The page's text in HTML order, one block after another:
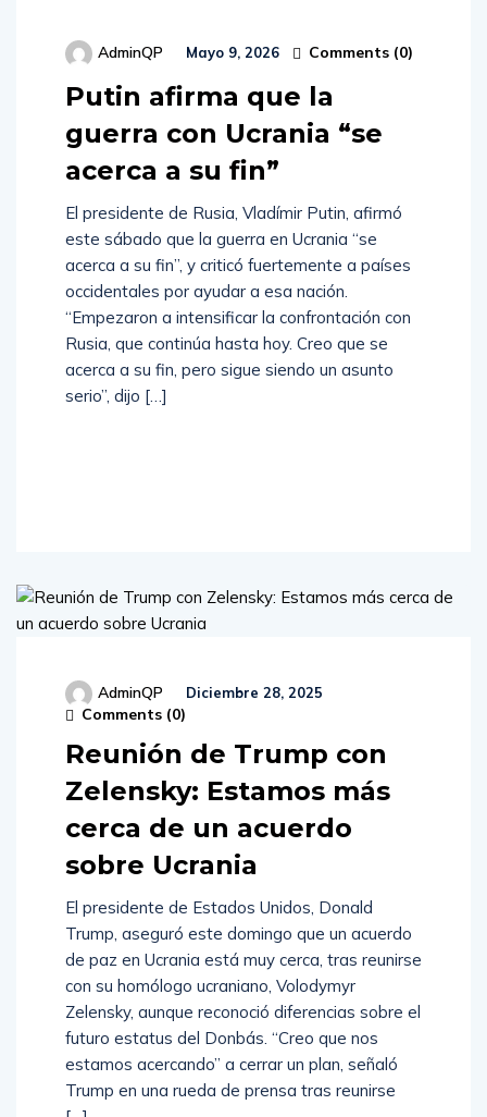
AdminQP Mayo 9, 2026 Comments (0)
Putin afirma que la
guerra con Ucrania “se
acerca a su fin”
El presidente de Rusia, Vladímir Putin, afirmó
este sábado que la guerra en Ucrania “se
acerca a su fin”, y criticó fuertemente a países
occidentales por ayudar a esa nación.
“Empezaron a intensificar la confrontación con
Rusia, que continúa hasta hoy. Creo que se
acerca a su fin, pero sigue siendo un asunto
serio”, dijo […]
AdminQP Diciembre 28, 2025
Comments (0)
Reunión de Trump con
Zelensky: Estamos más
cerca de un acuerdo
sobre Ucrania
El presidente de Estados Unidos, Donald
Trump, aseguró este domingo que un acuerdo
de paz en Ucrania está muy cerca, tras reunirse
con su homólogo ucraniano, Volodymyr
Zelensky, aunque reconoció diferencias sobre el
futuro estatus del Donbás. “Creo que nos
estamos acercando” a cerrar un plan, señaló
Trump en una rueda de prensa tras reunirse